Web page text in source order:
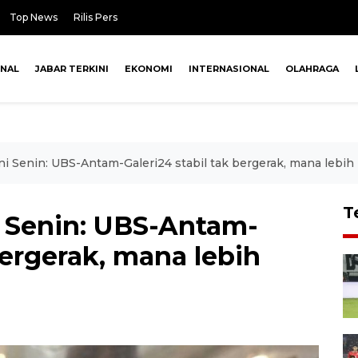
Top News Rilis Pers
JABAR TERKINI EKONOMI INTERNASIONAL OLAHRAGA
Senin: UBS-Antam-Galeri24 stabil tak bergerak, mana lebih
UBS-Antam-
mana lebih